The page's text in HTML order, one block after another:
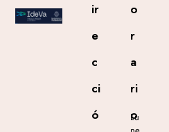
ir
e
c
ci
ó
o
r
a
ri
o
Lu